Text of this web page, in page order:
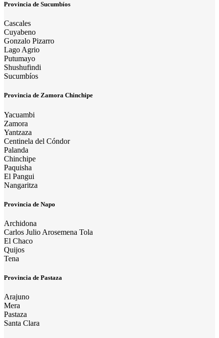
Provincia de Sucumbíos
Cascales
Cuyabeno
Gonzalo Pizarro
Lago Agrio
Putumayo
Shushufindi
Sucumbíos
Provincia de Zamora Chinchipe
Yacuambi
Zamora
Yantzaza
Centinela del Cóndor
Palanda
Chinchipe
Paquisha
El Pangui
Nangaritza
Provincia de Napo
Archidona
Carlos Julio Arosemena Tola
El Chaco
Quijos
Tena
Provincia de Pastaza
Arajuno
Mera
Pastaza
Santa Clara